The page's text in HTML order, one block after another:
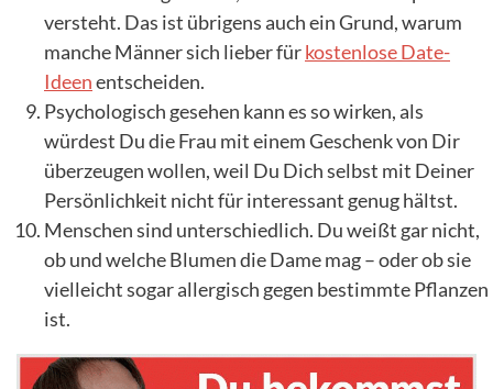
versteht. Das ist übrigens auch ein Grund, warum
manche Männer sich lieber fürkostenlose Date-
Ideenentscheiden.
Psychologisch gesehen kann es so wirken, als
würdest Du die Frau mit einem Geschenk von Dir
überzeugen wollen, weil Du Dich selbst mit Deiner
Persönlichkeit nicht für interessant genug hältst.
Menschen sind unterschiedlich. Du weißt gar nicht,
ob und welche Blumen die Dame mag – oder ob sie
vielleicht sogar allergisch gegen bestimmte Pflanzen
ist.